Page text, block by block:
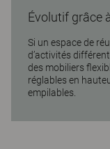
Évolutif grâce
Si un espace de
d’activités
des mobiliers
réglables en
empilables.